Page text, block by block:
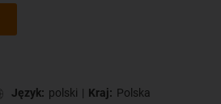
Język: polski | Kraj: Polska